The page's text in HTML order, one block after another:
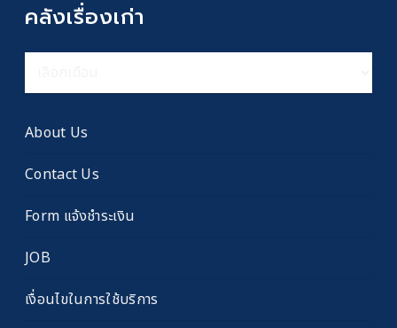
คลังเรื่องเก่า
เรื่อง
About Us
Contact Us
Form แจ้งชำระเงิน
JOB
เงื่อนไขในการใช้บริการ